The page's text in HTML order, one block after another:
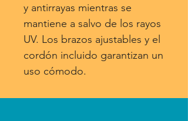
y antirrayas mientras se
mantiene a salvo de los rayos
UV. Los brazos ajustables y el
cordón incluido garantizan un
uso cómodo.